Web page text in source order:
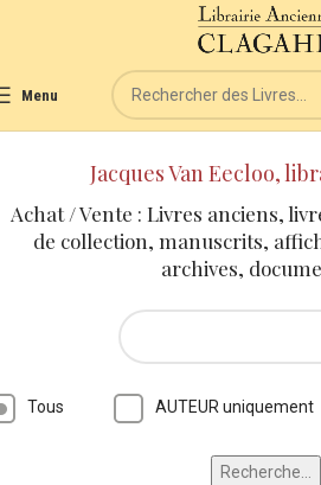
Menu
Jacques Van Eecloo,
Achat / Vente : Livres anciens,
de collection, manuscrits,
archives,
Tous AUTEUR uniquement